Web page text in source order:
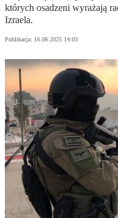
których osadzeni wyrażają
Izraela.
Publikacja: 16.06.2025 14:03